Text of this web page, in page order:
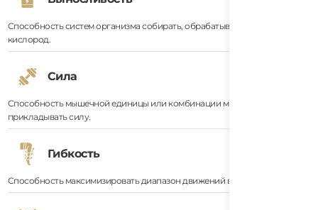
Способность систем организма собирать, обрабатывать и доставлять
кислород.
Сила
Способность мышечной единицы или комбинации мышечных единиц
прикладывать силу.
Гибкость
Способность максимизировать диапазон движений в данном суставе.